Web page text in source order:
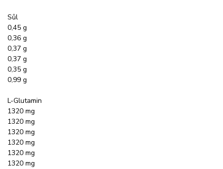
Sůl
0,45 g
0,36 g
0,37 g
0,37 g
0,35 g
0,99 g
L-Glutamin
1320 mg
1320 mg
1320 mg
1320 mg
1320 mg
1320 mg